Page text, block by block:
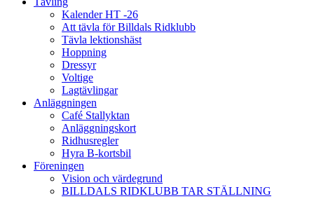
Kalender HT -26
Att tävla för Billdals Ridklubb
Tävla lektionshäst
Hoppning
Dressyr
Voltige
Lagtävlingar
Anläggningen
Café Stallyktan
Anläggningskort
Ridhusregler
Hyra B-kortsbil
Föreningen
Vision och värdegrund
BILLDALS RIDKLUBB TAR STÄLLNING